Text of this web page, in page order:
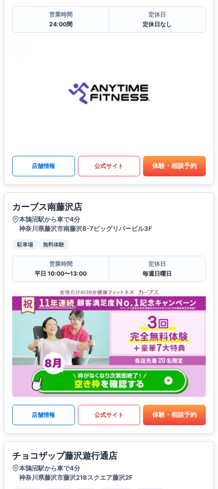
営業時間
24:00間
定休日
定休日なし
店舗情報 公式サイト 体験・相談予約
カーブス南藤沢店
本鵠沼駅から車で4分
神奈川県藤沢市南藤沢8-7ビッグリバービル3F
駐車場 無料体験
営業時間
平日 10:00〜13:00
定休日
毎週日曜日
店舗情報 公式サイト 体験・相談予約
チョコザップ藤沢遊行通店
本鵠沼駅から車で4分
神奈川県藤沢市藤沢218スクエア藤沢2F